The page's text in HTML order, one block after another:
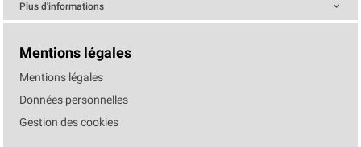
Plus d'informations
Mentions légales
Mentions légales
Données personnelles
Gestion des cookies